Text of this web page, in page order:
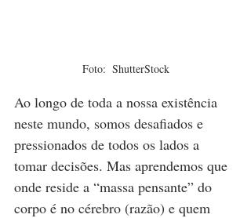
Foto:  ShutterStock
Ao longo de toda a nossa existência
neste mundo, somos desafiados e
pressionados de todos os lados a
tomar decisões. Mas aprendemos que
onde reside a “massa pensante” do
corpo é no cérebro (razão) e quem